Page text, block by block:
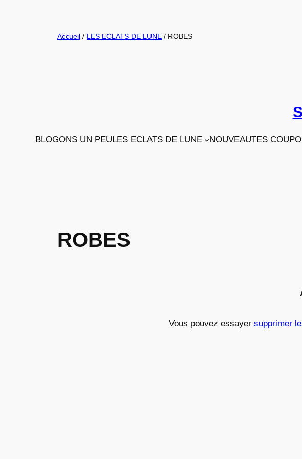
Accueil / LES ECLATS DE LUNE / ROBES
BLOGONS UN PEULES ECLATS DE LUNE NOUVEAUTES
ROBES
Vous pouvez essayer supprimer